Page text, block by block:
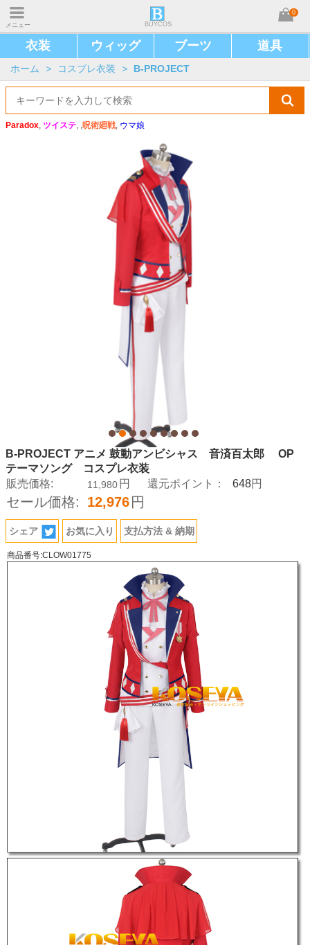
メニュー BUYCOS
0
衣装 ウィッグ ブーツ 道具
ホーム > コスプレ衣装 > B-PROJECT
Paradox, ツイステ, ,呪術廻戦, ウマ娘
B-PROJECT アニメ 鼓動アンビシャス 音済百太郎 OP
テーマソング コスプレ衣装
販売価格:
11,980 円 還元ポイント： 648円
セール価格: 12,976 円
シェア お気に入り 支払方法 & 納期
商品番号:CLOW01775